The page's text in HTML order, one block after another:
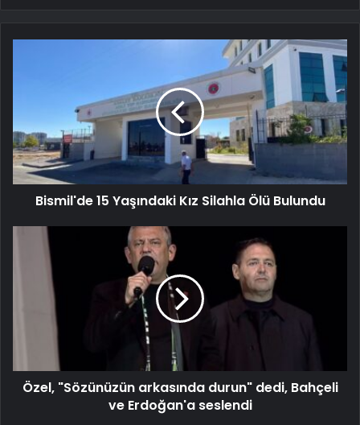
Bismil'de 15 Yaşındaki Kız Silahla Ölü Bulundu
Özel, "Sözünüzün arkasında durun" dedi, Bahçeli
ve Erdoğan'a seslendi